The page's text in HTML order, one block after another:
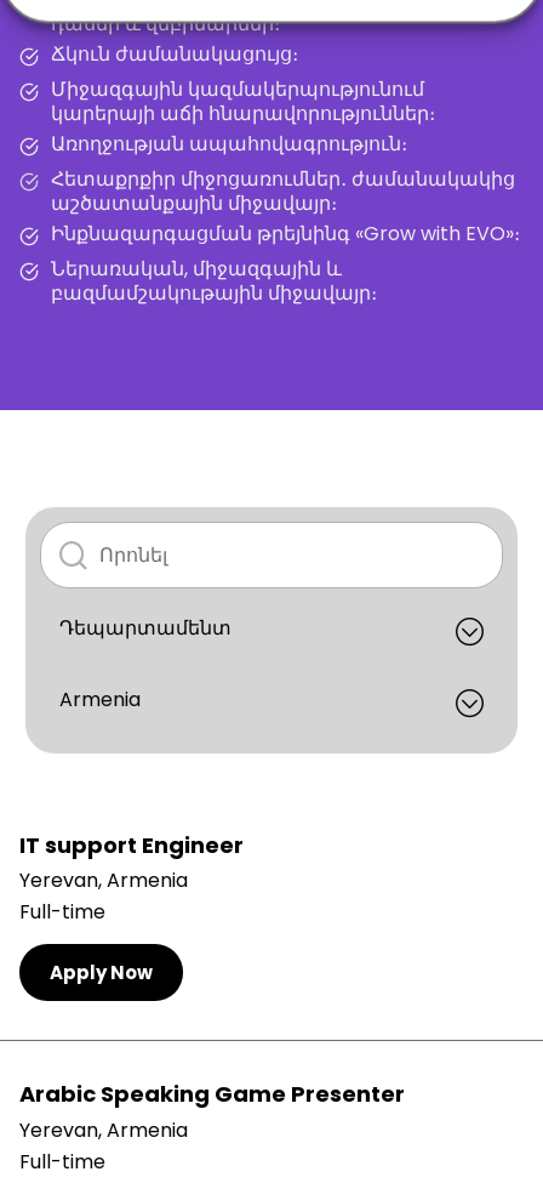
դասեր և վեբինարներ։
Ճկուն ժամանակացույց։
Միջազգային կազմակերպությունում
կարերայի աճի հնարավորություններ։
Առողջության ապահովագրություն։
Հետաքրքիր միջոցառումներ․ ժամանակակից
աշծատանքային միջավայր։
Ինքնազարգացման թրեյնինգ «Grow with EVO»։
Ներառական, միջազգային և
բազմամշակութային միջավայր։
IT support Engineer
Yerevan, Armenia
Full-time
Apply Now
Arabic Speaking Game Presenter
Yerevan, Armenia
Full-time